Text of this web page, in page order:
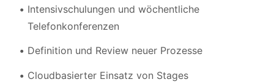
Intensivschulungen und wöchentliche
Telefonkonferenzen
Definition und Review neuer Prozesse
Cloudbasierter Einsatz von Stages